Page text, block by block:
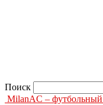
Поиск
MilanAC –